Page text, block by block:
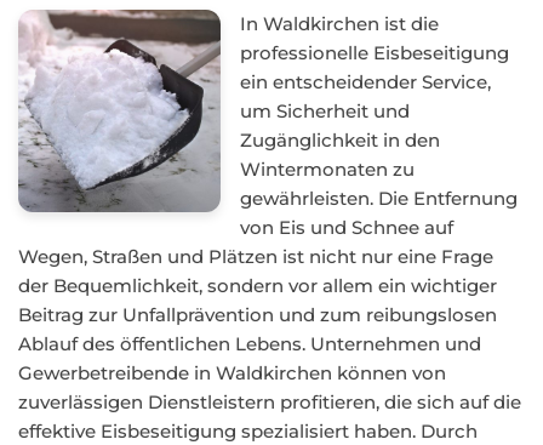
In Waldkirchen ist die
professionelle Eisbeseitigung
ein entscheidender Service,
um Sicherheit und
Zugänglichkeit in den
Wintermonaten zu
gewährleisten. Die Entfernung
von Eis und Schnee auf
Wegen, Straßen und Plätzen ist nicht nur eine Frage
der Bequemlichkeit, sondern vor allem ein wichtiger
Beitrag zur Unfallprävention und zum reibungslosen
Ablauf des öffentlichen Lebens. Unternehmen und
Gewerbetreibende in Waldkirchen können von
zuverlässigen Dienstleistern profitieren, die sich auf die
effektive Eisbeseitigung spezialisiert haben. Durch